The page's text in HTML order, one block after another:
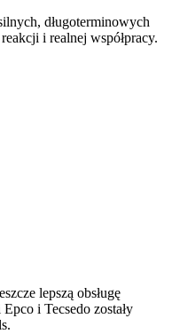
długoterminowych
i realnej współpracy.
lepszą obsługę
i Tecsedo zostały